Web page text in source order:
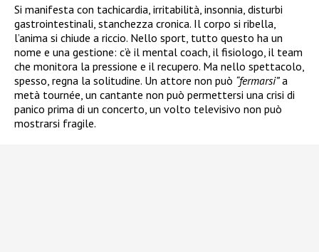
Si manifesta con tachicardia, irritabilità, insonnia, disturbi
gastrointestinali, stanchezza cronica. Il corpo si ribella,
l’anima si chiude a riccio. Nello sport, tutto questo ha un
nome e una gestione: c’è il mental coach, il fisiologo, il team
che monitora la pressione e il recupero. Ma nello spettacolo,
spesso, regna la solitudine. Un attore non può “fermarsi”a
metà tournée, un cantante non può permettersi una crisi di
panico prima di un concerto, un volto televisivo non può
mostrarsi fragile.